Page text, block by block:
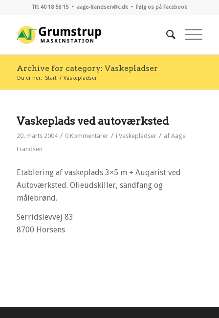
Tlf: 40 18 58 15 • aage-frandsen@c.dk• Følg os på Facebook
Archive for category: Vaskepladser
Du er her: Start / Vaskepladser
Vaskeplads ved autoværksted
20. marts 2004 / 0 Kommentarer / i Vaskepladser / af Aage
Frandsen
Etablering af vaskeplads 3×5 m + Auqarist ved
Autoværksted. Olieudskiller, sandfang og
målebrønd.
Serridslevvej 83
8700 Horsens